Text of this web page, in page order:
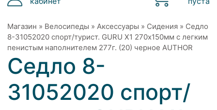
Магазин » Велосипеды » Аксессуары » Сидения » Седло
8-31052020 спорт/турист. GURU X1 270х150мм с легким
пенистым наполнителем 277г. (20) черное AUTHOR
Седло 8-
31052020 спорт/